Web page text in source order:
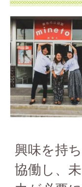
興味を持
協働し、